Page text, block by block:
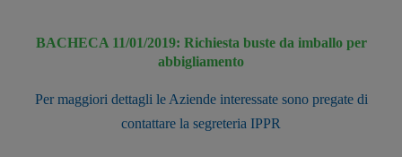
BACHECA 11/01/2019: Richiesta buste da imballo per
abbigliamento
Per maggiori dettagli le Aziende interessate sono pregate di
contattare la segreteria IPPR